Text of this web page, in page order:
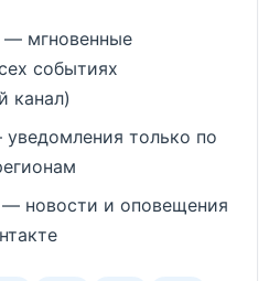
— мгновенные
событиях
канал)
только по
— новости и оповещения